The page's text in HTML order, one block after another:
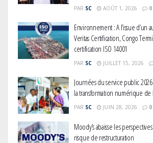
PAR SC AOÛT 1, 2026 0
Environnement : A l’issue d’un
Veritas Certification, Congo
certification ISO 14001
PAR SC JUILLET 15, 2026
Journées du service public
la transformation numérique de
PAR SC JUIN 28, 2026 0
Moody’s abaisse les
risque de restructuration